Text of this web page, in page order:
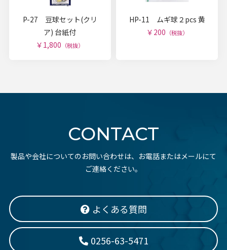
P-27 豆球セット(クリ
ア) 台紙付
￥1,800 （税抜）
HP-11 ムギ球２pcs 黄
￥200 （税抜）
CONTACT
製品や会社についてのお問い合わせは、お電話またはメールにて
ご連絡ください。
よくある質問
0256-63-5471